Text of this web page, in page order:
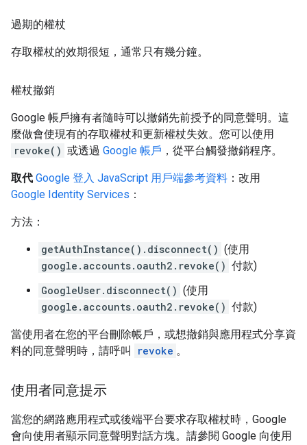
過期的權杖
存取權杖的效期很短，通常只有幾分鐘。
權杖撤銷
Google 帳戶擁有者隨時可以撤銷先前授予的同意聲明。這
麼做會使現有的存取權杖和更新權杖失效。您可以使用
revoke() 或透過 Google 帳戶 ，從平台觸發撤銷程序。
取代 Google 登入 JavaScript 用戶端參考資料 ：改用
Google Identity Services ：
方法：
getAuthInstance().disconnect() (使用
google.accounts.oauth2.revoke() 付款)
GoogleUser.disconnect() (使用
google.accounts.oauth2.revoke() 付款)
當使用者在您的平台刪除帳戶，或想撤銷與應用程式分享資
料的同意聲明時，請呼叫
revoke 。
使用者同意提示
當您的網路應用程式或後端平台要求存取權杖時，Google
會向使用者顯示同意聲明對話方塊。請參閱 Google 向使用